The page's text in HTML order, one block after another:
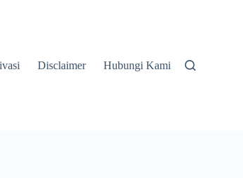
Disclaimer Hubungi Kami